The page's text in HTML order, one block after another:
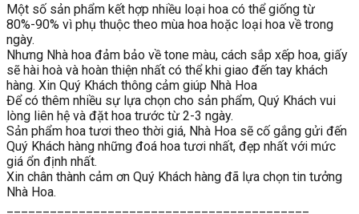
Một số sản phẩm kết hợp nhiều loại hoa có thể giống từ
80%-90% vì phụ thuộc theo mùa hoa hoặc loại hoa về trong
ngày.
Nhưng Nhà hoa đảm bảo về tone màu, cách sắp xếp hoa, giấy
sẽ hài hoà và hoàn thiện nhất có thể khi giao đến tay khách
hàng. Xin Quý Khách thông cảm giúp Nhà Hoa
Để có thêm nhiều sự lựa chọn cho sản phẩm, Quý Khách vui
lòng liên hệ và đặt hoa trước từ 2-3 ngày.
Sản phẩm hoa tươi theo thời giá, Nhà Hoa sẽ cố gắng gửi đến
Quý Khách hàng những đoá hoa tươi nhất, đẹp nhất với mức
giá ổn định nhất.
Xin chân thành cảm ơn Quý Khách hàng đã lựa chọn tin tưởng
Nhà Hoa.